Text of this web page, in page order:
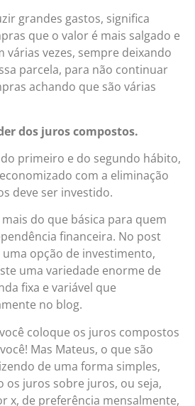
grandes gastos, significa
que o valor é mais salgado e
várias vezes, sempre deixando
parcela, para não continuar
achando que são várias
dos juros compostos.
primeiro e do segundo hábito,
com a eliminação
deve ser investido.
do que básica para quem
financeira. No post
opção de investimento,
uma variedade enorme de
fixa e variável que
no blog.
coloque os juros compostos
Mas Mateus, o que são
de uma forma simples,
os juros sobre juros, ou seja,
x, de preferência mensalmente,